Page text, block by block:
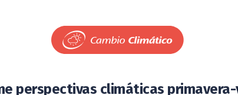
perspectivas climáticas